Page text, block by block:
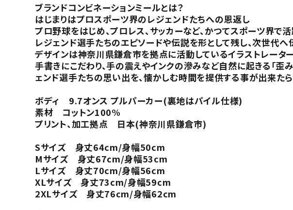
ブランドコンビネーションミールとは？
はじまりはプロスポーツ界のレジェンドたちへの恩返し
プロ野球をはじめ、プロレス、サッカーなど、かつてスポーツ界で
レジェンド選手たちのエピソードや伝説を形として残し、次世代
デザインは神奈川県鎌倉市を拠点に活動しているイラストレーター
手書きにこだわり、手の震えやインクの滲みなど自然に起きる「
ェンド選手たちの思い出を、懐かしむ時間を提供する事が出来たら
ボディ 9.7オンス プルパーカー(裏地はパイル仕様)
素材 コットン100%
プリント、加工拠点 日本(神奈川県鎌倉市)
Sサイズ 身丈64cm/身幅50cm
Mサイズ 身丈67cm/身幅53cm
Lサイズ 身丈70cm/身幅56cm
XLサイズ 身丈73cm/身幅59cm
2XLサイズ 身丈76cm/身幅62cm